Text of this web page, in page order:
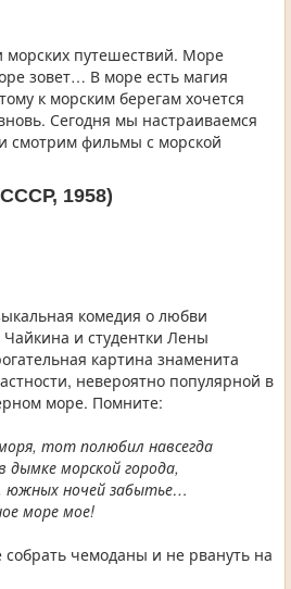
морских путешествий. Море
зовет… В море есть магия
к морским берегам хочется
Сегодня мы настраиваемся
смотрим фильмы с морской
1958)
комедия о любви
и студентки Лены
картина знаменита
невероятно популярной в
море. Помните:
тот полюбил навсегда
морской города,
южных ночей забытье…
море мое!
собрать чемоданы и не рвануть на